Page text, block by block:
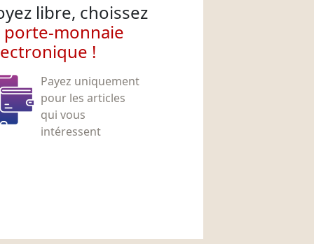
libre, choissez
porte-monnaie
!
Payez uniquement
pour les articles
qui vous
intéressent